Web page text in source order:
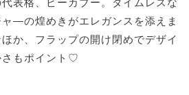
―の煌めきがエレガンスを添えま
か、フラップの開け閉めでデザイ
さもポイント♡